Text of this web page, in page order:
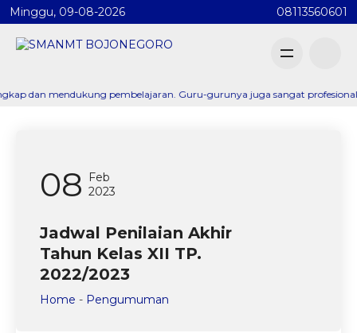
Minggu, 09-08-2026 08113560601
pembelajaran. Guru-gurunya juga sangat profesional
08
Feb
2023
Jadwal Penilaian Akhir
Tahun Kelas XII TP.
2022/2023
Home - Pengumuman